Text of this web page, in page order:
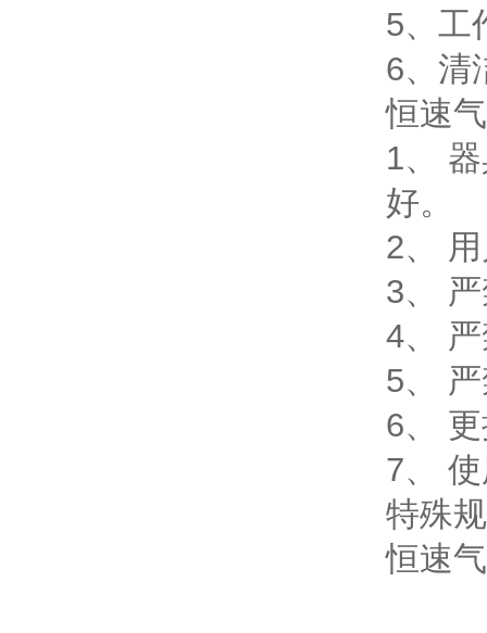
5、工
6、清
恒速
1、
好。
2、
3、
4、
5、
6、
7、
特殊
恒速